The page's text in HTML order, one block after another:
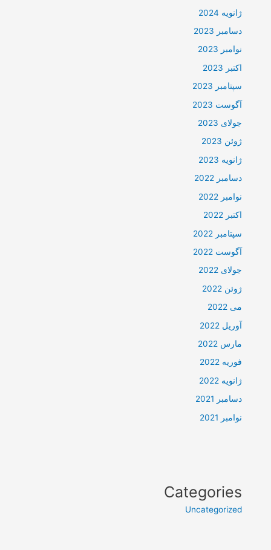
ژانویه 2024
دسامبر 2023
نوامبر 2023
اکتبر 2023
سپتامبر 2023
آگوست 2023
جولای 2023
ژوئن 2023
ژانویه 2023
دسامبر 2022
نوامبر 2022
اکتبر 2022
سپتامبر 2022
آگوست 2022
جولای 2022
ژوئن 2022
می 2022
آوریل 2022
مارس 2022
فوریه 2022
ژانویه 2022
دسامبر 2021
نوامبر 2021
Categories
Uncategorized